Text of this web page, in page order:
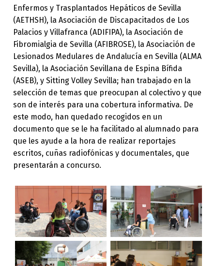
Enfermos y Trasplantados Hepáticos de Sevilla
(AETHSH), la Asociación de Discapacitados de Los
Palacios y Villafranca (ADIFIPA), la Asociación de
Fibromialgia de Sevilla (AFIBROSE), la Asociación de
Lesionados Medulares de Andalucía en Sevilla (ALMA
Sevilla), la Asociación Sevillana de Espina Bífida
(ASEB), y Sitting Volley Sevilla; han trabajado en la
selección de temas que preocupan al colectivo y que
son de interés para una cobertura informativa. De
este modo, han quedado recogidos en un
documento que se le ha facilitado al alumnado para
que les ayude a la hora de realizar reportajes
escritos, cuñas radiofónicas y documentales, que
presentarán a concurso.